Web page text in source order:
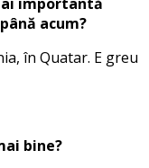
acum?
în Quatar. E greu
bine?